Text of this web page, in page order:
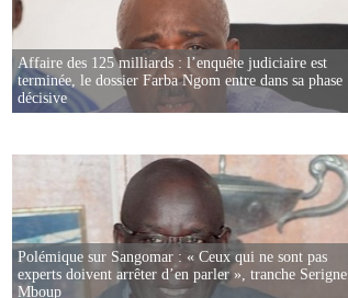
Affaire des 125 milliards : l’enquête judiciaire est
terminée, le dossier Farba Ngom entre dans sa phase
décisive
Polémique sur Sangomar : « Ceux qui ne sont pas
experts doivent arrêter d’en parler », tranche Serigne
Mboup